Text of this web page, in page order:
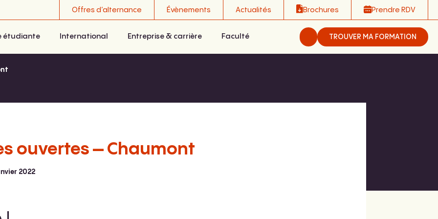
Offres d’alternance Évènements Actualités Brochures Prendre RDV
étudiante International Entreprise & carrière Faculté TROUVER MA FORMATION
ouvertes – Chaumont
2022